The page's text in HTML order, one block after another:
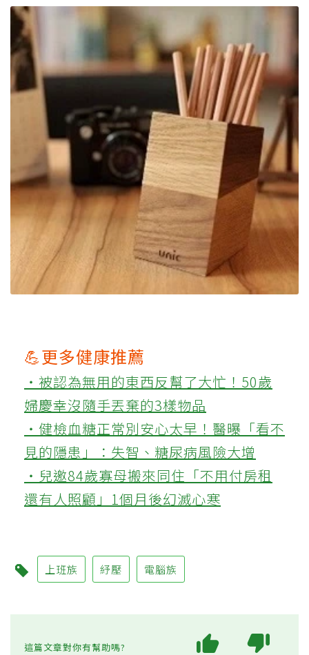
💪更多健康推薦
‧被認為無用的東西反幫了大忙！50歲
婦慶幸沒隨手丟棄的3樣物品
‧健檢血糖正常別安心太早！醫曝「看不
見的隱患」：失智、糖尿病風險大增
‧兒邀84歲寡母搬來同住「不用付房租
還有人照顧」1個月後幻滅心寒
上班族 紓壓 電腦族
這篇文章對你有幫助嗎?